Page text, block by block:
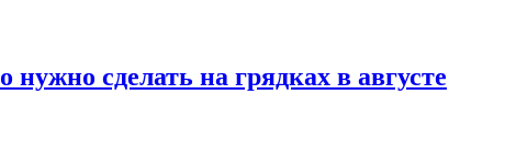
сделать на грядках в августе